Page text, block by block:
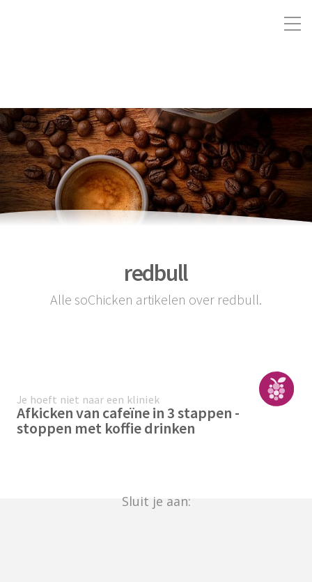
redbull
Alle soChicken artikelen over redbull.
Je hoeft niet naar een kliniek
Afkicken van cafeïne in 3 stappen -
stoppen met koffie drinken
Sluit je aan: